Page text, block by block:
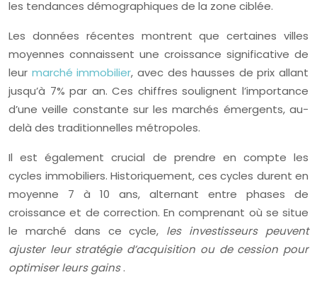
les tendances démographiques de la zone ciblée.
Les données récentes montrent que certaines villes
moyennes connaissent une croissance significative de
leur marché immobilier, avec des hausses de prix allant
jusqu’à 7% par an. Ces chiffres soulignent l’importance
d’une veille constante sur les marchés émergents, au-
delà des traditionnelles métropoles.
Il est également crucial de prendre en compte les
cycles immobiliers. Historiquement, ces cycles durent en
moyenne 7 à 10 ans, alternant entre phases de
croissance et de correction. En comprenant où se situe
le marché dans ce cycle, les investisseurs peuvent
ajuster leur stratégie d’acquisition ou de cession pour
optimiser leurs gains.